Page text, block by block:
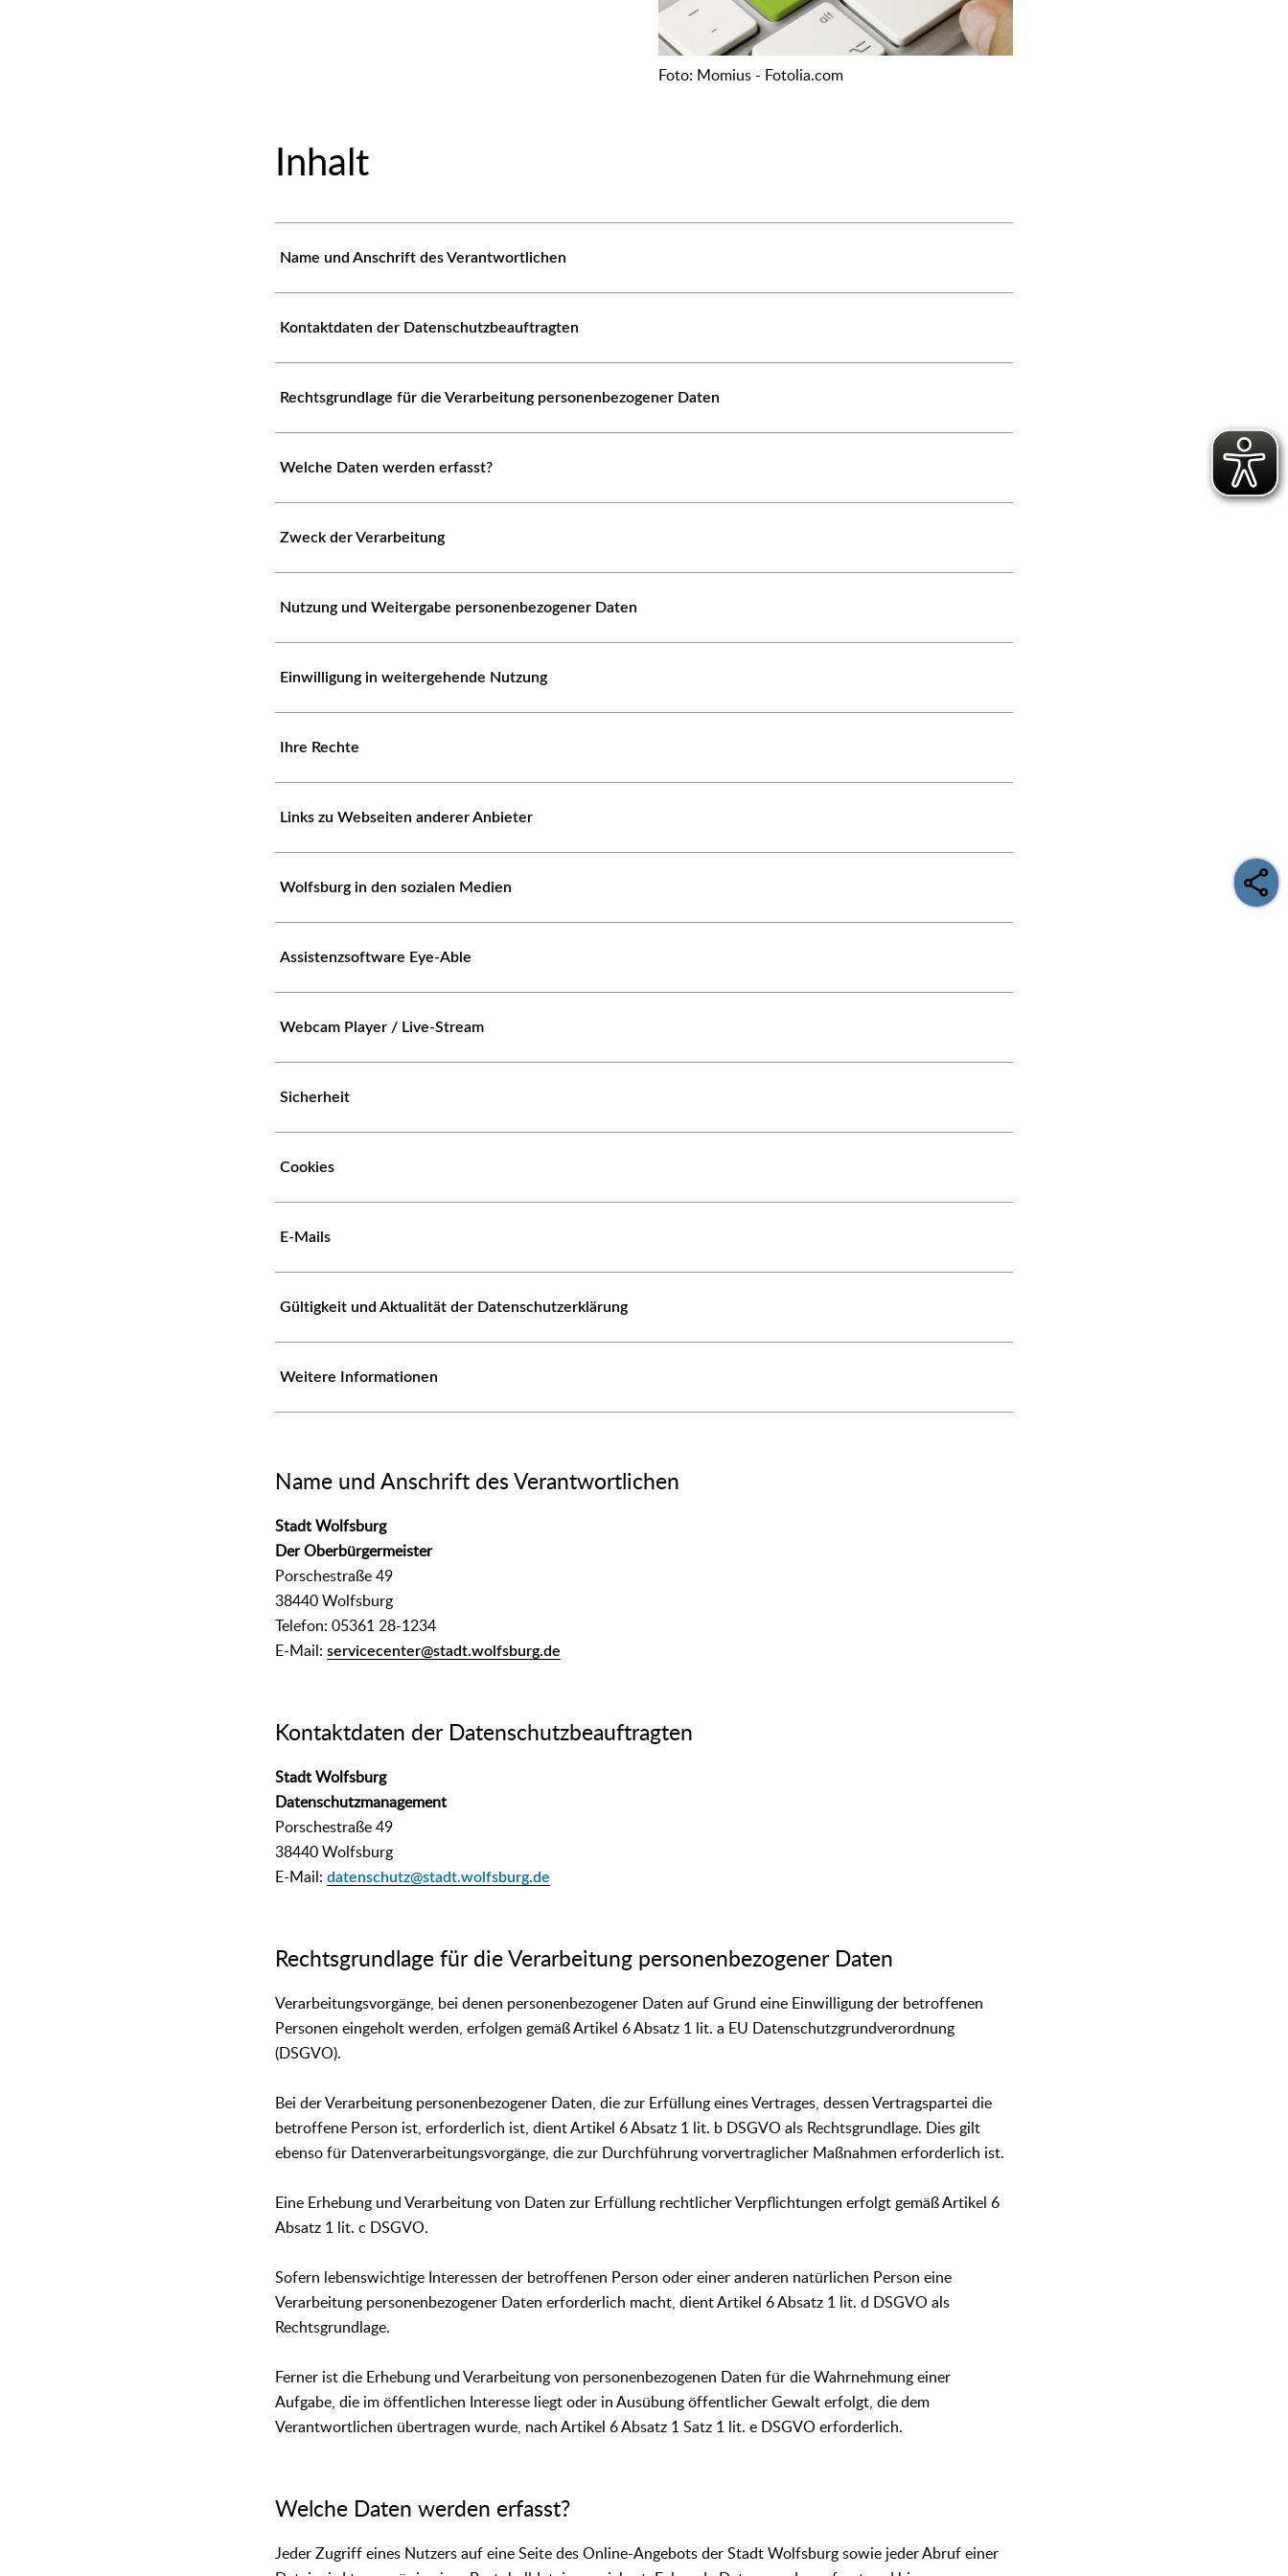
Foto: Momius - Fotolia.com
Inhalt
Name und Anschrift des Verantwortlichen
Kontaktdaten der Datenschutzbeauftragten
Rechtsgrundlage für die Verarbeitung personenbezogener Daten
Welche Daten werden erfasst?
Zweck der Verarbeitung
Nutzung und Weitergabe personenbezogener Daten
Einwilligung in weitergehende Nutzung
Ihre Rechte
Links zu Webseiten anderer Anbieter
Wolfsburg in den sozialen Medien
Assistenzsoftware Eye-Able
Webcam Player / Live-Stream
Sicherheit
Cookies
E-Mails
Gültigkeit und Aktualität der Datenschutzerklärung
Weitere Informationen
Name und Anschrift des Verantwortlichen
Stadt Wolfsburg
Der Oberbürgermeister
Porschestraße 49
38440 Wolfsburg
Telefon: 05361 28-1234
E-Mail:servicecenter@stadt.wolfsburg.de
Kontaktdaten der Datenschutzbeauftragten
Stadt Wolfsburg
Datenschutzmanagement
Porschestraße 49
38440 Wolfsburg
E-Mail:datenschutz@stadt.wolfsburg.de
Rechtsgrundlage für die Verarbeitung personenbezogener Daten
Verarbeitungsvorgänge, bei denen personenbezogener Daten auf Grund eine Einwilligung der betroffenen
Personen eingeholt werden, erfolgen gemäß Artikel 6 Absatz 1 lit. a EU Datenschutzgrundverordnung
(DSGVO).
Bei der Verarbeitung personenbezogener Daten, die zur Erfüllung eines Vertrages, dessen Vertragspartei die
betroffene Person ist, erforderlich ist, dient Artikel 6 Absatz 1 lit. b DSGVO als Rechtsgrundlage. Dies gilt
ebenso für Datenverarbeitungsvorgänge, die zur Durchführung vorvertraglicher Maßnahmen erforderlich ist.
Eine Erhebung und Verarbeitung von Daten zur Erfüllung rechtlicher Verpflichtungen erfolgt gemäß Artikel 6
Absatz 1 lit. c DSGVO.
Sofern lebenswichtige Interessen der betroffenen Person oder einer anderen natürlichen Person eine
Verarbeitung personenbezogener Daten erforderlich macht, dient Artikel 6 Absatz 1 lit. d DSGVO als
Rechtsgrundlage.
Ferner ist die Erhebung und Verarbeitung von personenbezogenen Daten für die Wahrnehmung einer
Aufgabe, die im öffentlichen Interesse liegt oder in Ausübung öffentlicher Gewalt erfolgt, die dem
Verantwortlichen übertragen wurde, nach Artikel 6 Absatz 1 Satz 1 lit. e DSGVO erforderlich.
Welche Daten werden erfasst?
Jeder Zugriff eines Nutzers auf eine Seite des Online-Angebots der Stadt Wolfsburg sowie jeder Abruf einer